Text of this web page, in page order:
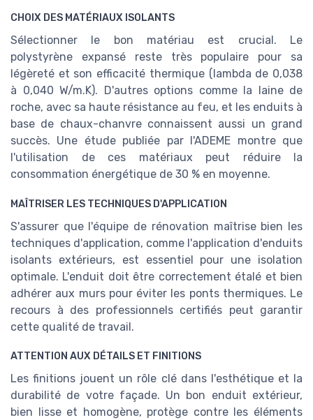
CHOIX DES MATÉRIAUX ISOLANTS
Sélectionner le bon matériau est crucial. Le
polystyrène expansé reste très populaire pour sa
légèreté et son efficacité thermique (lambda de 0,038
à 0,040 W/m.K). D'autres options comme la laine de
roche, avec sa haute résistance au feu, et les enduits à
base de chaux-chanvre connaissent aussi un grand
succès. Une étude publiée par l'ADEME montre que
l'utilisation de ces matériaux peut réduire la
consommation énergétique de 30 % en moyenne.
MAÎTRISER LES TECHNIQUES D'APPLICATION
S'assurer que l'équipe de rénovation maîtrise bien les
techniques d'application, comme l'application d'enduits
isolants extérieurs, est essentiel pour une isolation
optimale. L'enduit doit être correctement étalé et bien
adhérer aux murs pour éviter les ponts thermiques. Le
recours à des professionnels certifiés peut garantir
cette qualité de travail.
ATTENTION AUX DÉTAILS ET FINITIONS
Les finitions jouent un rôle clé dans l'esthétique et la
durabilité de votre façade. Un bon enduit extérieur,
bien lisse et homogène, protège contre les éléments